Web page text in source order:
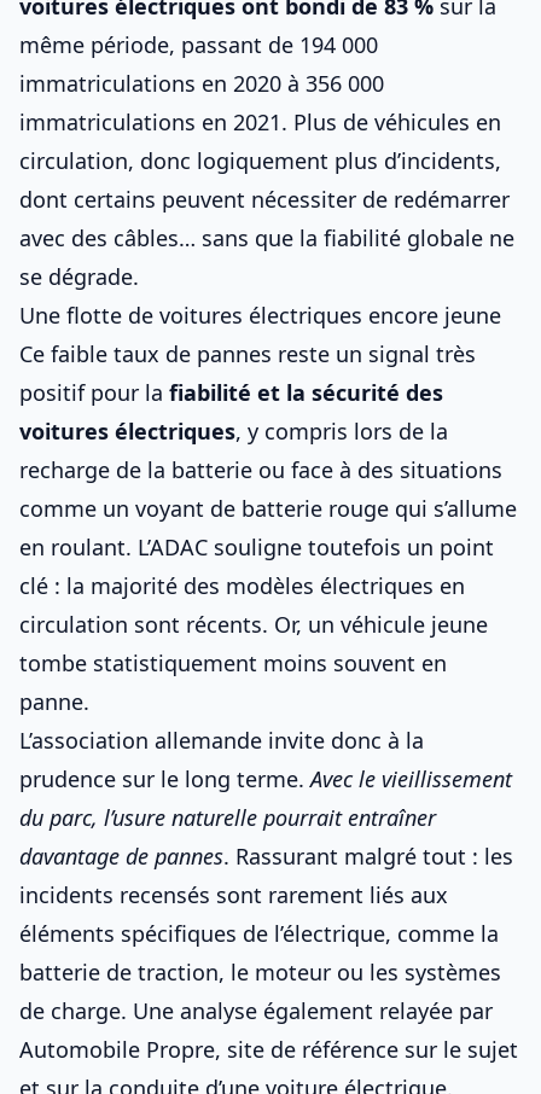
voitures électriques ont bondi de 83 % sur la
même période, passant de 194 000
immatriculations en 2020 à 356 000
immatriculations en 2021. Plus de véhicules en
circulation, donc logiquement plus d’incidents,
dont certains peuvent nécessiter de redémarrer
avec des câbles… sans que la fiabilité globale ne
se dégrade.
Une flotte de voitures électriques encore jeune
Ce faible taux de pannes reste un signal très
positif pour la fiabilité et la sécurité des
voitures électriques, y compris lors de la
recharge de la batterie ou face à des situations
comme un voyant de batterie rouge qui s’allume
en roulant. L’ADAC souligne toutefois un point
clé : la majorité des modèles électriques en
circulation sont récents. Or, un véhicule jeune
tombe statistiquement moins souvent en
panne.
L’association allemande invite donc à la
prudence sur le long terme.Avec le vieillissement
du parc, l’usure naturelle pourrait entraîner
davantage de pannes. Rassurant malgré tout : les
incidents recensés sont rarement liés aux
éléments spécifiques de l’électrique, comme la
batterie de traction, le moteur ou les systèmes
de charge. Une analyse également relayée par
Automobile Propre, site de référence sur le sujet